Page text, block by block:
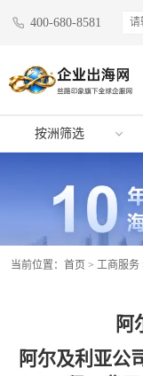
400-680-8581
按洲筛选
当前位置： 首页 > 工商服务
阿
阿尔及利亚公